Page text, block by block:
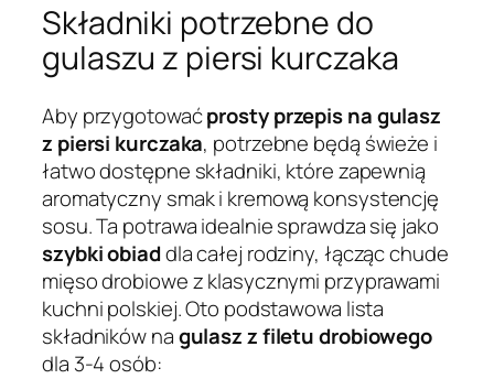
Składniki potrzebne do
gulaszu z piersi kurczaka
Aby przygotowaćprosty przepis na gulasz
z piersi kurczaka, potrzebne będą świeże i
łatwo dostępne składniki, które zapewnią
aromatyczny smak i kremową konsystencję
sosu. Ta potrawa idealnie sprawdza się jako
szybki obiaddla całej rodziny, łącząc chude
mięso drobiowe z klasycznymi przyprawami
kuchni polskiej. Oto podstawowa lista
składników nagulasz z filetu drobiowego
dla 3-4 osób: